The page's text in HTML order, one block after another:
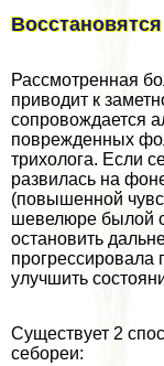
Рассмотренная
приводит к
сопровождается
поврежденных
трихолога. Если
развилась на
(повышенной
шевелюре былой
остановить
прогрессировала
улучшить
Существует 2
себореи: